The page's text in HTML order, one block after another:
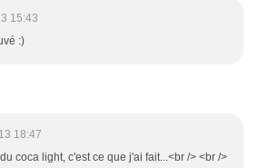
15:43
:)
18:47
coca light, c'est ce que j'ai fait...<br /> <br />